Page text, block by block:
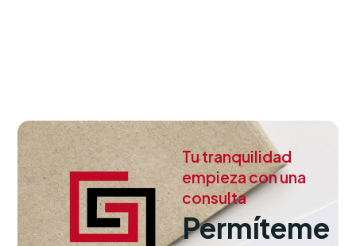
Tu tranquilidad
empieza con una
consulta
Permíteme